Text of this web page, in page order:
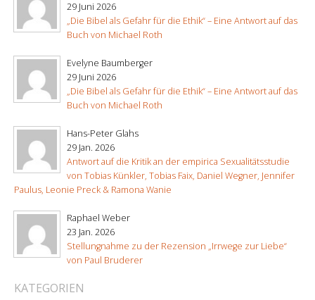
29 Juni 2026
„Die Bibel als Gefahr für die Ethik“ – Eine Antwort auf das
Buch von Michael Roth
Evelyne Baumberger
29 Juni 2026
„Die Bibel als Gefahr für die Ethik“ – Eine Antwort auf das
Buch von Michael Roth
Hans-Peter Glahs
29 Jan. 2026
Antwort auf die Kritik an der empirica Sexualitätsstudie
von Tobias Künkler, Tobias Faix, Daniel Wegner, Jennifer
Paulus, Leonie Preck & Ramona Wanie
Raphael Weber
23 Jan. 2026
Stellungnahme zu der Rezension „Irrwege zur Liebe“
von Paul Bruderer
KATEGORIEN